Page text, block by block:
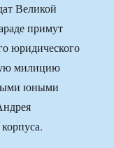
Великой
примут
юридического
милицию
юными